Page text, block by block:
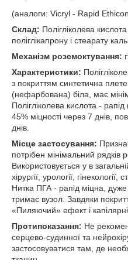
(аналоги: Vicryl - Rapid
Склад: Полігліколева
поліглікапрону і стеарату
Механізм розсмоктування:
Характеристики:
з покриттям синтетична
(нефарбована) біла, має
Полігліколева кислота -
45% міцності через 7 днів,
днів.
Місце застосування:
потрібен мінімальний рядків
Використовується у в
хірургії, урології, гінекології,
Нитка ПГА - рапід міцна,
тримає вузол. Завдяки
«Пиляючий» ефект і
Протипоказання: Не
серцево-судинної та
застосовуватися там, де